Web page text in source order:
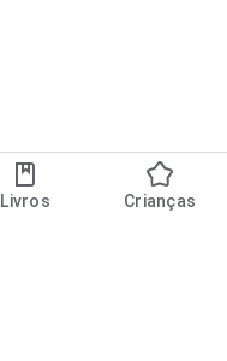
Livros Crianças